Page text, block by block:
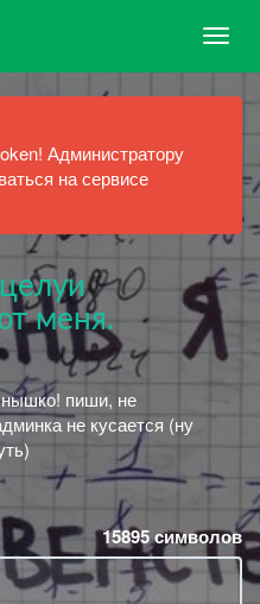
Администратору
на сервисе
меня.
пиши, не
не кусается (ну
15895символов